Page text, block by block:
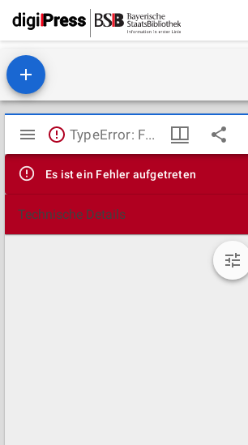
Mirador
Viewer
TypeError: Failed to fetch
Es ist ein Fehler aufgetreten
Technische Details